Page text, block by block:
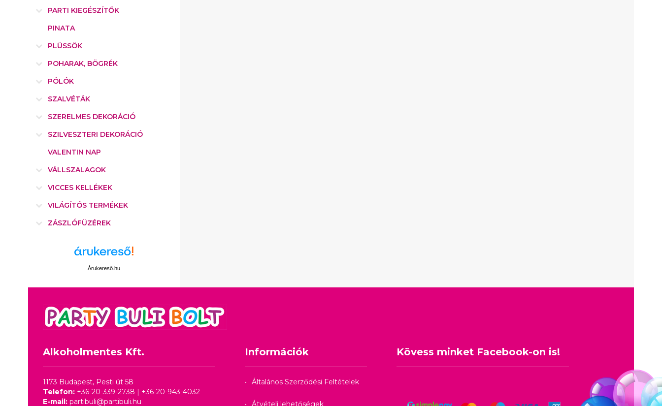
PARTI KIEGÉSZÍTŐK
PINATA
PLÜSSÖK
POHARAK, BÖGRÉK
PÓLÓK
SZALVÉTÁK
SZERELMES DEKORÁCIÓ
SZILVESZTERI DEKORÁCIÓ
VALENTIN NAP
VÁLLSZALAGOK
VICCES KELLÉKEK
VILÁGÍTÓS TERMÉKEK
ZÁSZLÓFÜZÉREK
Árukereső.hu
Alkoholmentes Kft.
1173 Budapest, Pesti út 58
Telefon: +36-20-339-2738 | +36-20-943-4032
E-mail: partibuli@partibuli.hu
Információk
Általános Szerződési Feltételek
Átvételi lehetőségek
Kövess minket Facebook-on is!